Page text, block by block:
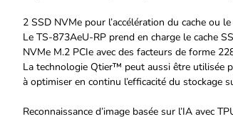
2 SSD NVMe pour l’accélération du cache ou
Le TS-873AeU-RP prend en charge le cache
NVMe M.2 PCIe avec des facteurs de forme
La technologie Qtier™ peut aussi être utilisée
à optimiser en continu l’efficacité du stockage
Reconnaissance d’image basée sur l’IA avec